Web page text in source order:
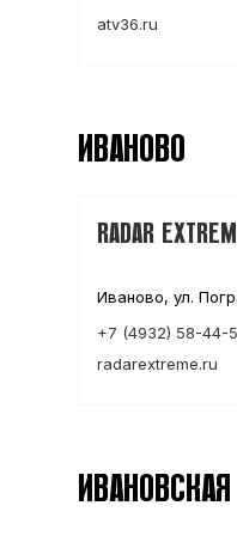
atv36.ru
ИВАНОВО
RADAR
Иваново, ул.
+7 (4932) 58-44-
radarextreme.ru